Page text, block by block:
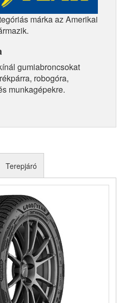
márka az Amerikai
gumiabroncsokat
robogóra,
munkagépekre.
Terepjáró